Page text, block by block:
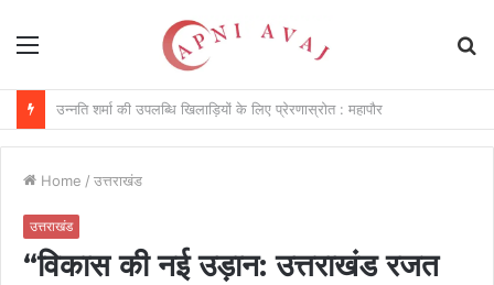
विकसित किया जा रहा दीर्घकालिक खेल पारिस्थितिकी तंत्र : सीएम
Home / उत्तराखंड
उत्तराखंड
“विकास की नई उड़ान: उत्तराखंड रजत